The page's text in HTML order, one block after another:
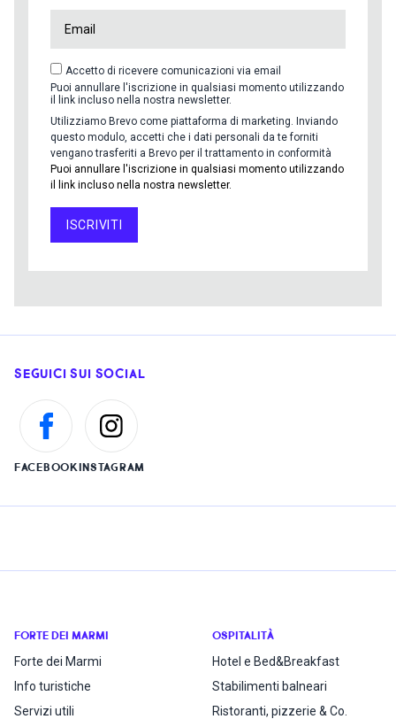
Accetto di ricevere comunicazioni via email
Puoi annullare l'iscrizione in qualsiasi momento utilizzando
il link incluso nella nostra newsletter.
Utilizziamo Brevo come piattaforma di marketing. Inviando
questo modulo, accetti che i dati personali da te forniti
vengano trasferiti a Brevo per il trattamento in conformità
Puoi annullare l'iscrizione in qualsiasi momento utilizzando
il link incluso nella nostra newsletter.
ISCRIVITI
SEGUICI SUI SOCIAL
FACEBOOKINSTAGRAM
FORTE DEI MARMI
Forte dei Marmi
Info turistiche
Servizi utili
OSPITALITÀ
Hotel e Bed&Breakfast
Stabilimenti balneari
Ristoranti, pizzerie & Co.